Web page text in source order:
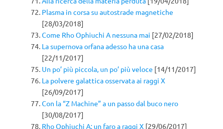
Plasma in corsa su autostrade magnetiche
[28/03/2018]
Come Rho Ophiuchi A nessuna mai [27/02/2018]
La supernova orfana adesso ha una casa
[22/11/2017]
Un po’ più piccola, un po’ più veloce [14/11/2017]
La polvere galattica osservata ai raggi X
[26/09/2017]
Con la “Z Machine” a un passo dal buco nero
[30/08/2017]
Rho Ophiuchi A: un faro a raggi X [29/06/2017]